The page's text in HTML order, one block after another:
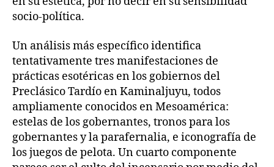
socio-política.
Un análisis más específico identifica
tentativamente tres manifestaciones de
prácticas esotéricas en los gobiernos del
Preclásico Tardío en Kaminaljuyu, todos
ampliamente conocidos en Mesoamérica:
estelas de los gobernantes, tronos para los
gobernantes y la parafernalia, e iconografía de
los juegos de pelota. Un cuarto componente